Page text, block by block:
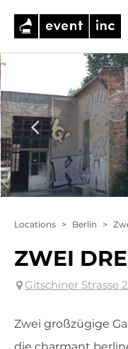
Locations > Berlin >
ZWEI
Gitschiner Strasse
Zwei großzügige